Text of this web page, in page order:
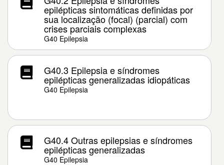
epilépticas sintomáticas definidas por
sua localização (focal) (parcial) com
crises parciais complexas
G40 Epilepsia
G40.3 Epilepsia e síndromes
epilépticas generalizadas idiopáticas
G40 Epilepsia
G40.4 Outras epilepsias e síndromes
epilépticas generalizadas
G40 Epilepsia